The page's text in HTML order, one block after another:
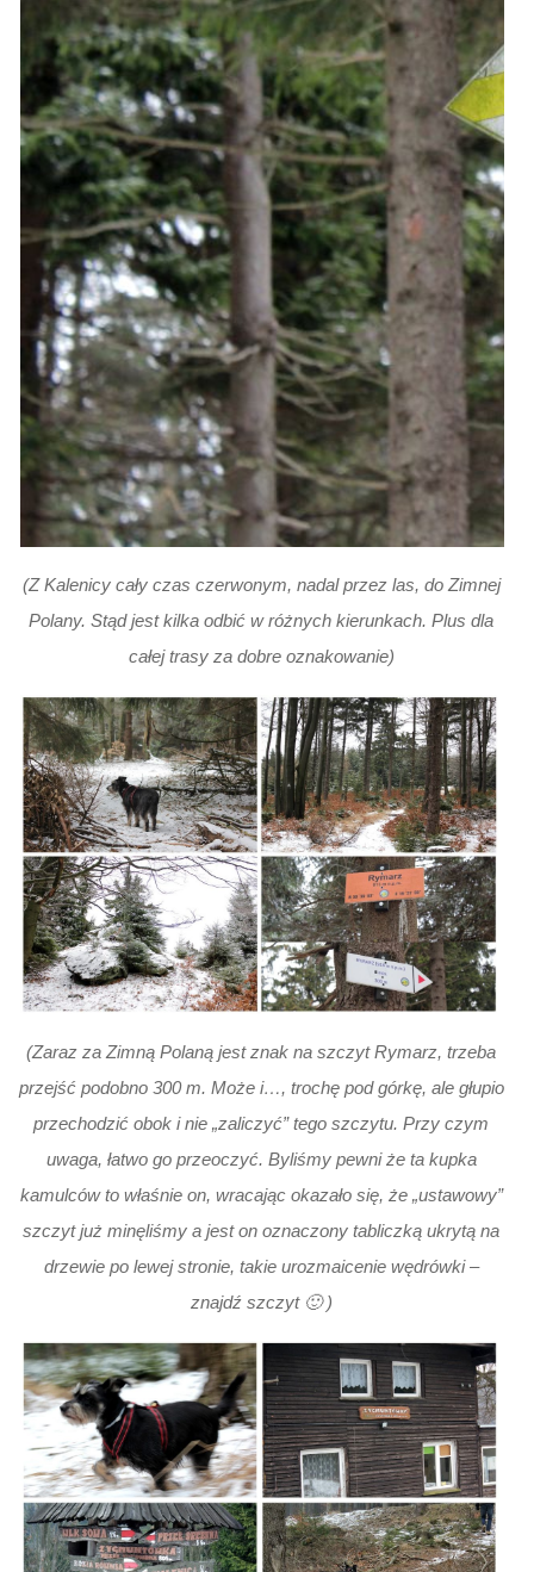
(Z Kalenicy cały czas czerwonym, nadal przez las, do Zimnej
Polany. Stąd jest kilka odbić w różnych kierunkach. Plus dla
całej trasy za dobre oznakowanie)
(Zaraz za Zimną Polaną jest znak na szczyt Rymarz, trzeba
przejść podobno 300 m. Może i…, trochę pod górkę, ale głupio
przechodzić obok i nie „zaliczyć” tego szczytu. Przy czym
uwaga, łatwo go przeoczyć. Byliśmy pewni że ta kupka
kamulców to właśnie on, wracając okazało się, że „ustawowy”
szczyt już minęliśmy a jest on oznaczony tabliczką ukrytą na
drzewie po lewej stronie, takie urozmaicenie wędrówki –
znajdź szczyt 🙂 )